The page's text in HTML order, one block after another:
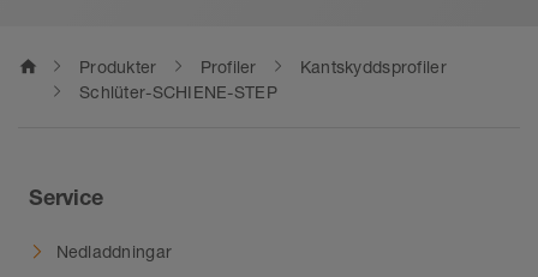
home Produkter Profiler
Kantskyddsprofiler
Schlüter-SCHIENE-STEP
Service
Nedladdningar